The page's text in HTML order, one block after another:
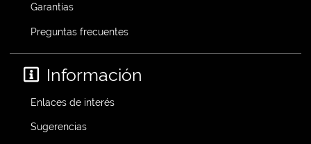
Garantías
Preguntas frecuentes
Información
Enlaces de interés
Sugerencias